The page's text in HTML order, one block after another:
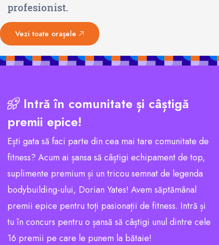
profesionist.
Vezi toate orașele
Intră în comunitate și câștigă
premii epice!
Ești gata să faci parte din cea mai tare comunitate de
fitness? Acum ai șansa să câștigi echipament de top,
suplimente premium și un tricou semnat de legenda
bodybuilding-ului, Dorian Yates! Avem săptămânal
premii epice pentru toți pasionații de fitness. Intră și
tu în concurs pentru o șansă să câștigi unul dintre cele
16 premii pe care le punem la bătaie!